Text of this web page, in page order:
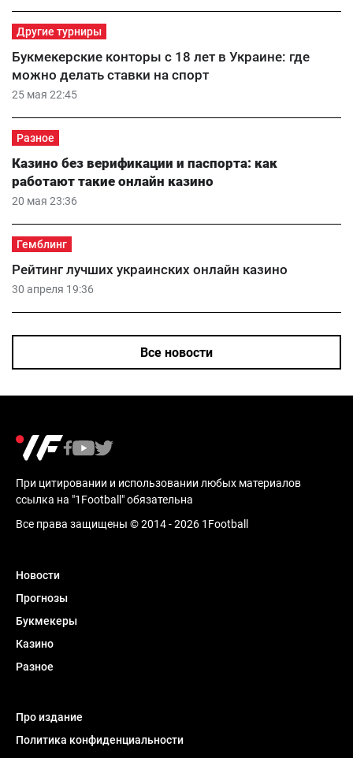
Другие турниры
25 мая 22:45
Букмекерские конторы с 18 лет в Украине: где
можно делать ставки на спорт
Разное
20 мая 23:36
Казино без верификации и паспорта: как
работают такие онлайн казино
Гемблинг
30 апреля 19:36
Рейтинг лучших украинских онлайн казино
Все новости
При цитировании и использовании любых материалов
ссылка на "1Football" обязательна
Все права защищены © 2014 - 2026 1Football
Новости
Прогнозы
Букмекеры
Казино
Разное
Про издание
Политика конфиденциальности